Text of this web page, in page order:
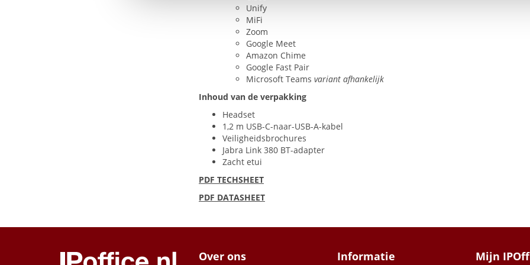
Unify
MiFi
Zoom
Google Meet
Amazon Chime
Google Fast Pair
Microsoft Teams variant afhankelijk
Inhoud van de verpakking
Headset
1,2 m USB-C-naar-USB-A-kabel
Veiligheidsbrochures
Jabra Link 380 BT-adapter
Zacht etui
PDF TECHSHEET
PDF DATASHEET
Over ons Informatie Mijn